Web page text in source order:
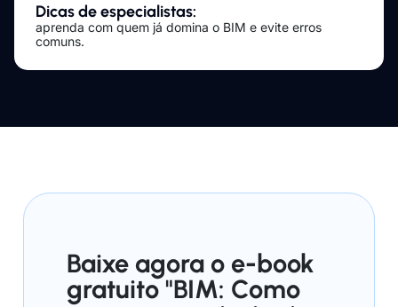
Dicas de especialistas:
aprenda com quem já domina o BIM e evite erros
comuns.
Baixe agora o e-book
gratuito "BIM: Como